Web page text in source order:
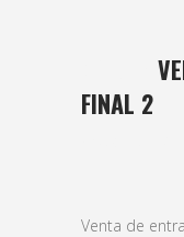
FINAL 2
Venta de